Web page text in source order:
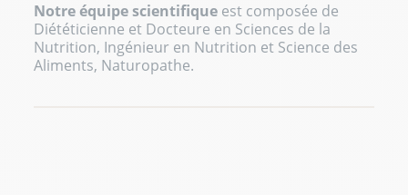
Notre équipe scientifique est composée de
Diététicienne et Docteure en Sciences de la
Nutrition, Ingénieur en Nutrition et Science des
Aliments, Naturopathe.